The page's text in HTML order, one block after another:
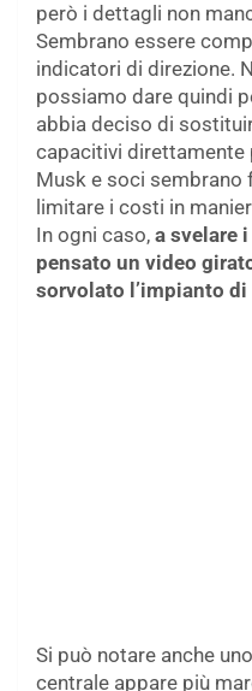
però i dettagli non
Sembrano essere
indicatori di direzione.
possiamo dare quindi
abbia deciso di
capacitivi direttamente
Musk e soci sembrano
limitare i costi in
In ogni caso, a svelare
pensato un video
sorvolato l’impianto di
Si può notare anche
centrale appare più